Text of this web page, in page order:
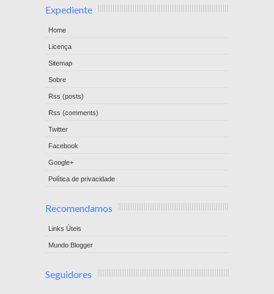
Expediente
Home
Licença
Sitemap
Sobre
Rss (posts)
Rss (comments)
Twitter
Facebook
Google+
Política de privacidade
Recomendamos
Links Úteis
Mundo Blogger
Seguidores